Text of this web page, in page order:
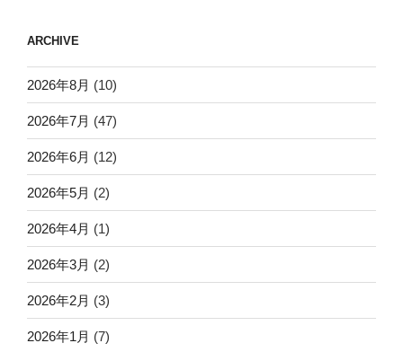
ARCHIVE
2026年8月 (10)
2026年7月 (47)
2026年6月 (12)
2026年5月 (2)
2026年4月 (1)
2026年3月 (2)
2026年2月 (3)
2026年1月 (7)